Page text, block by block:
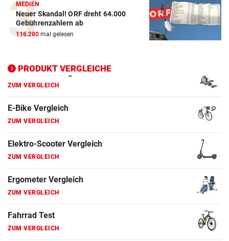
MEDIEN
Neuer Skandal! ORF dreht 64.000
Gebührenzahlern ab
116.280 mal gelesen
PRODUKT VERGLEICHE
Elektro-Scooter Vergleich
ZUM VERGLEICH
ZUM VERGLEICH
Fahrrad Test
ZUM VERGLEICH
Fahrradanhänger Vergleich
ZUM VERGLEICH
Faszienrolle Vergleich
ZUM VERGLEICH
Hoverboard Vergleich
ZUM VERGLEICH
Kinderfahrrad Vergleich